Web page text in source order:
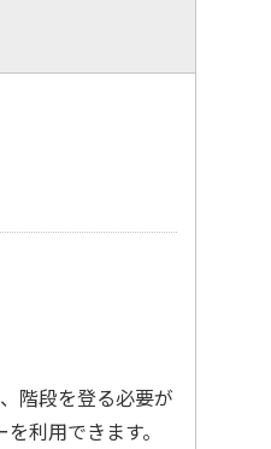
階段を登る必要が
利用できます。